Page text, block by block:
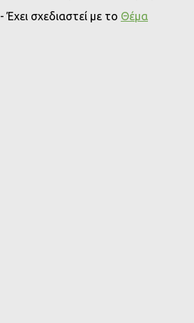
- Έχει σχεδιαστεί με το Θέμα